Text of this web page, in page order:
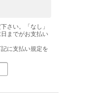
さい。「なし」
までがお支払い
に支払い規定を